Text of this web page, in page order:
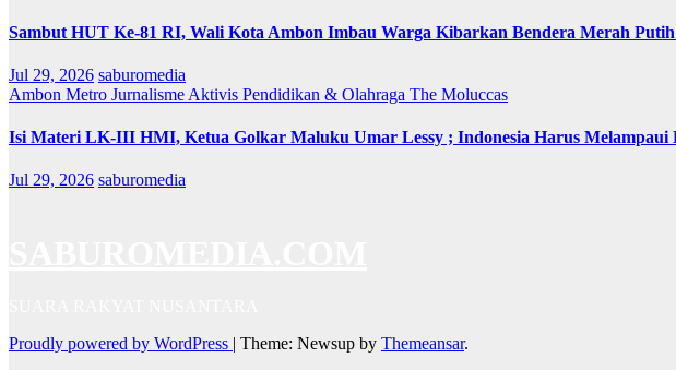
Sambut HUT Ke-81 RI, Wali Kota Ambon Imbau Warga Kibarkan Bendera Merah Putih
Jul 29, 2026 saburomedia
Ambon Metro Jurnalisme Aktivis Pendidikan & Olahraga The Moluccas
Isi Materi LK-III HMI, Ketua Golkar Maluku Umar Lessy ; Indonesia Harus
Jul 29, 2026 saburomedia
Proudly powered by WordPress | Theme: Newsup by Themeansar.